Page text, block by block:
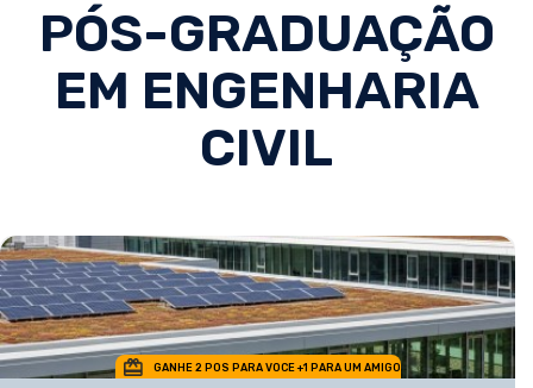
PÓS-GRADUAÇÃO
EM ENGENHARIA
CIVIL
GANHE 2 POS PARA VOCE +1 PARA UM AMIGO